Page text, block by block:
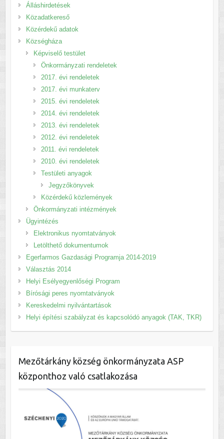
Álláshirdetések
Közadatkereső
Közérdekű adatok
Községháza
Képviselő testület
Önkormányzati rendeletek
2017. évi rendeletek
2017. évi munkaterv
2015. évi rendeletek
2014. évi rendeletek
2013. évi rendeletek
2012. évi rendeletek
2011. évi rendeletek
2010. évi rendeletek
Testületi anyagok
Jegyzőkönyvek
Közérdekű közlemények
Önkormányzati intézmények
Ügyintézés
Elektronikus nyomtatványok
Letölthető dokumentumok
Egerfarmos Gazdasági Programja 2014-2019
Választás 2014
Helyi Esélyegyenlőségi Program
Bírósági peres nyomtatványok
Kereskedelmi nyilvántartások
Helyi építési szabályzat és kapcsolódó anyagok (TAK, TKR)
Mezőtárkány község önkormányzata ASP
központhoz való csatlakozása